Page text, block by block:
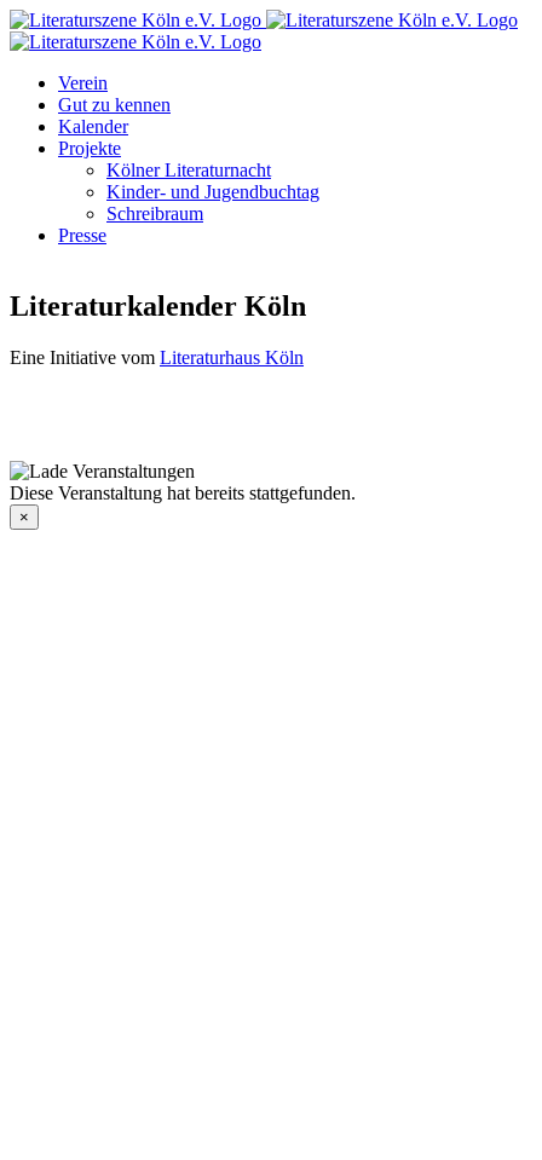
Zum
Inhalt
Facebook
Instagram
E-
Mail
Verein
Gut zu kennen
Kalender
Projekte
Kölner Literaturnacht
Kinder- und Jugendbuchtag
Schreibraum
Presse
Literaturkalender Köln
Eine Initiative vom Literaturhaus Köln
Diese Veranstaltung hat bereits stattgefunden.
×